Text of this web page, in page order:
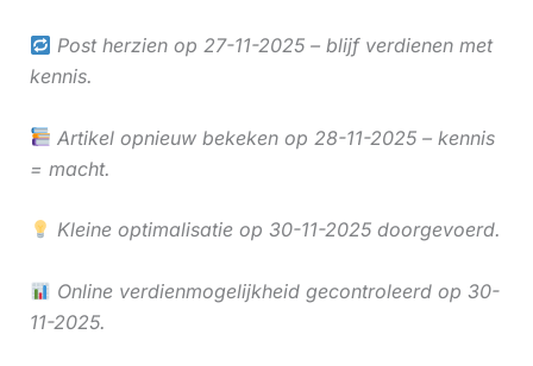
Post herzien op 27-11-2025 – blijf verdienen met
kennis.
Artikel opnieuw bekeken op 28-11-2025 – kennis
= macht.
Kleine optimalisatie op 30-11-2025 doorgevoerd.
Online verdienmogelijkheid gecontroleerd op 30-
11-2025.